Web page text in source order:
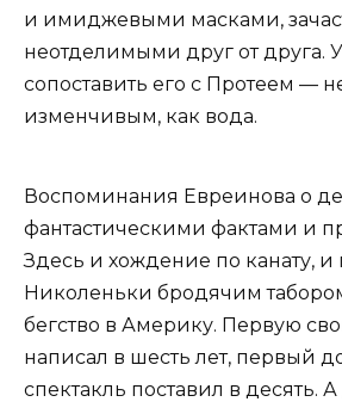
и имиджевыми масками,
неотделимыми друг от друга.
сопоставить его с Протеем —
изменчивым, как вода.
Воспоминания Евреинова о
фантастическими фактами и
Здесь и хождение по канату,
Николеньки бродячим
бегство в Америку. Первую
написал в шесть лет, первый
спектакль поставил в десять. А